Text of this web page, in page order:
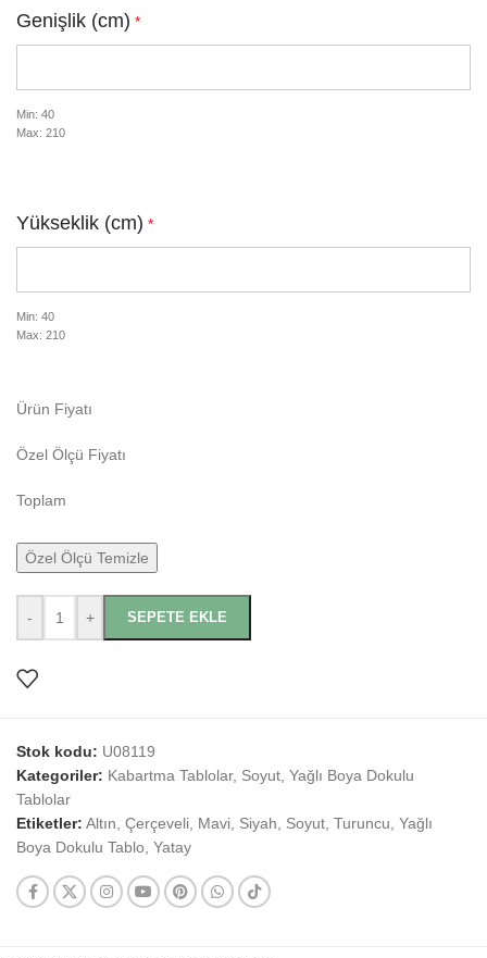
Genişlik (cm) *
Min: 40
Max: 210
Yükseklik (cm) *
Min: 40
Max: 210
Ürün Fiyatı
Özel Ölçü Fiyatı
Toplam
Özel Ölçü Temizle
- + SEPETE EKLE
Stok kodu: U08119
Kategoriler: Kabartma Tablolar, Soyut, Yağlı Boya Dokulu
Tablolar
Etiketler: Altın, Çerçeveli, Mavi, Siyah, Soyut, Turuncu, Yağlı
Boya Dokulu Tablo, Yatay